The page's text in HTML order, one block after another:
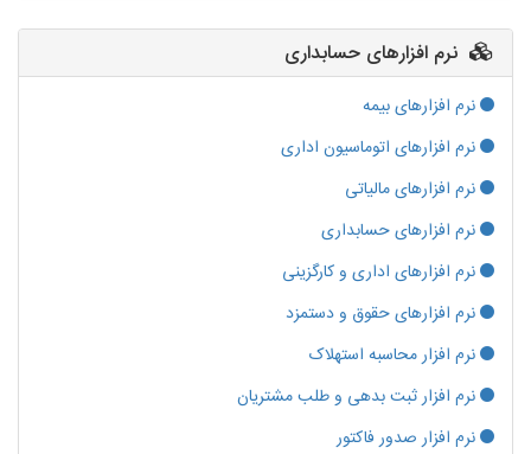
نرم افزارهای حسابداری
نرم افزارهای بیمه
نرم افزارهای اتوماسیون اداری
نرم افزارهای مالیاتی
نرم افزارهای حسابداری
نرم افزارهای اداری و کارگزینی
نرم افزارهای حقوق و دستمزد
نرم افزار محاسبه استهلاک
نرم افزار ثبت بدهی و طلب مشتریان
نرم افزار صدور فاکتور